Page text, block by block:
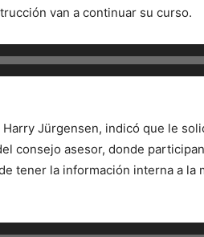
van a continuar su curso.
Jürgensen, indicó que le
consejo asesor, donde
tener la información interna a la